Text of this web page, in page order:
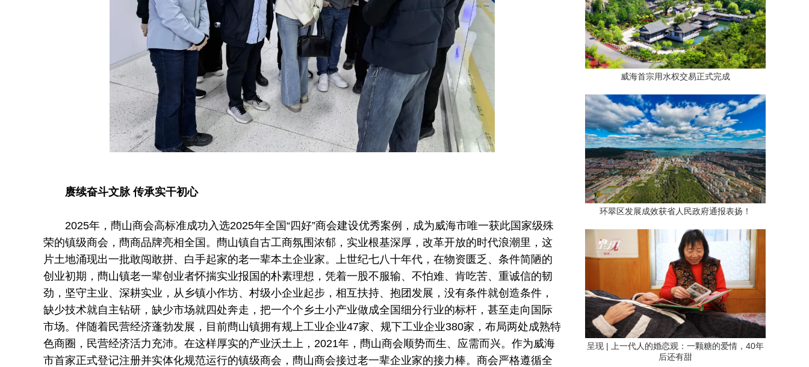
赓续奋斗文脉 传承实干初心
2025年，蔄山商会高标准成功入选2025年全国“四好”商会建设优秀案例，成为威海市唯一获此国家级殊
荣的镇级商会，蔄商品牌亮相全国。蔄山镇自古工商氛围浓郁，实业根基深厚，改革开放的时代浪潮里，这
片土地涌现出一批敢闯敢拼、白手起家的老一辈本土企业家。上世纪七八十年代，在物资匮乏、条件简陋的
创业初期，蔄山镇老一辈创业者怀揣实业报国的朴素理想，凭着一股不服输、不怕难、肯吃苦、重诚信的韧
劲，坚守主业、深耕实业，从乡镇小作坊、村级小企业起步，相互扶持、抱团发展，没有条件就创造条件，
缺少技术就自主钻研，缺少市场就四处奔走，把一个个乡土小产业做成全国细分行业的标杆，甚至走向国际
市场。伴随着民营经济蓬勃发展，目前蔄山镇拥有规上工业企业47家、规下工业企业380家，布局两处成熟特
色商圈，民营经济活力充沛。在这样厚实的产业沃土上，2021年，蔄山商会顺势而生、应需而兴。作为威海
市首家正式登记注册并实体化规范运行的镇级商会，蔄山商会接过老一辈企业家的接力棒。商会严格遵循全
威海首宗用水权交易正式完成
环翠区发展成效获省人民政府通报表扬！
呈现 | 上一代人的婚恋观：一颗糖的爱情，40年
后还有甜